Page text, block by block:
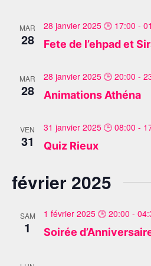
MAR
28 Fete de l’ehpad et
28 janvier 2025 🕒 17:00 -
MAR
28 Animations Athéna
28 janvier 2025 🕒 20:00 -
VEN
31 Quiz Rieux
31 janvier 2025 🕒 08:00 -
février 2025
SAM
1 Soirée
1 février 2025 🕒 20:00 -